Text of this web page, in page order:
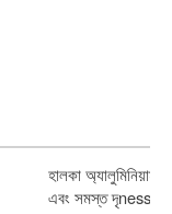
হালকা অ্যালুমিনিয়াম
এবং সমস্ত